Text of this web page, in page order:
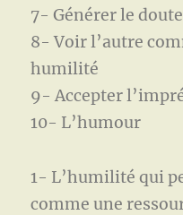
7- Générer le
8- Voir l’autre
humilité
9- Accepter
10- L’humour
1- L’humilité qui
comme une